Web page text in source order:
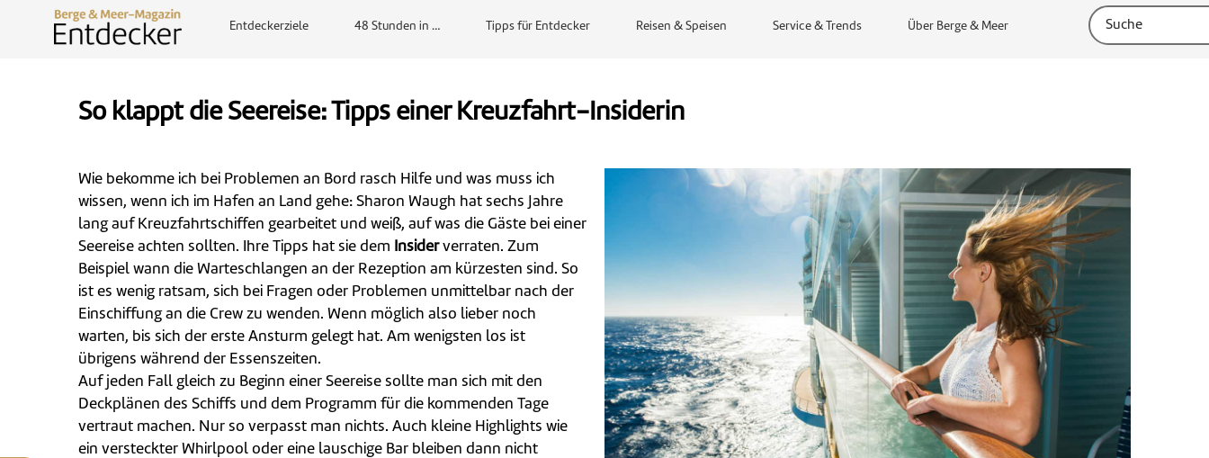
Entdeckerziele 48 Stunden in … Tipps für Entdecker Reisen & Speisen Service & Trends Über Berge & Meer
So klappt die Seereise: Tipps einer Kreuzfahrt-Insiderin
Wie bekomme ich bei Problemen an Bord rasch Hilfe und was muss ich
wissen, wenn ich im Hafen an Land gehe: Sharon Waugh hat sechs Jahre
lang auf Kreuzfahrtschiffen gearbeitet und weiß, auf was die Gäste bei einer
Seereise achten sollten. Ihre Tipps hat sie dem Insiderverraten. Zum
Beispiel wann die Warteschlangen an der Rezeption am kürzesten sind. So
ist es wenig ratsam, sich bei Fragen oder Problemen unmittelbar nach der
Einschiffung an die Crew zu wenden. Wenn möglich also lieber noch
warten, bis sich der erste Ansturm gelegt hat. Am wenigsten los ist
übrigens während der Essenszeiten.
Auf jeden Fall gleich zu Beginn einer Seereise sollte man sich mit den
Deckplänen des Schiffs und dem Programm für die kommenden Tage
vertraut machen. Nur so verpasst man nichts. Auch kleine Highlights wie
ein versteckter Whirlpool oder eine lauschige Bar bleiben dann nicht